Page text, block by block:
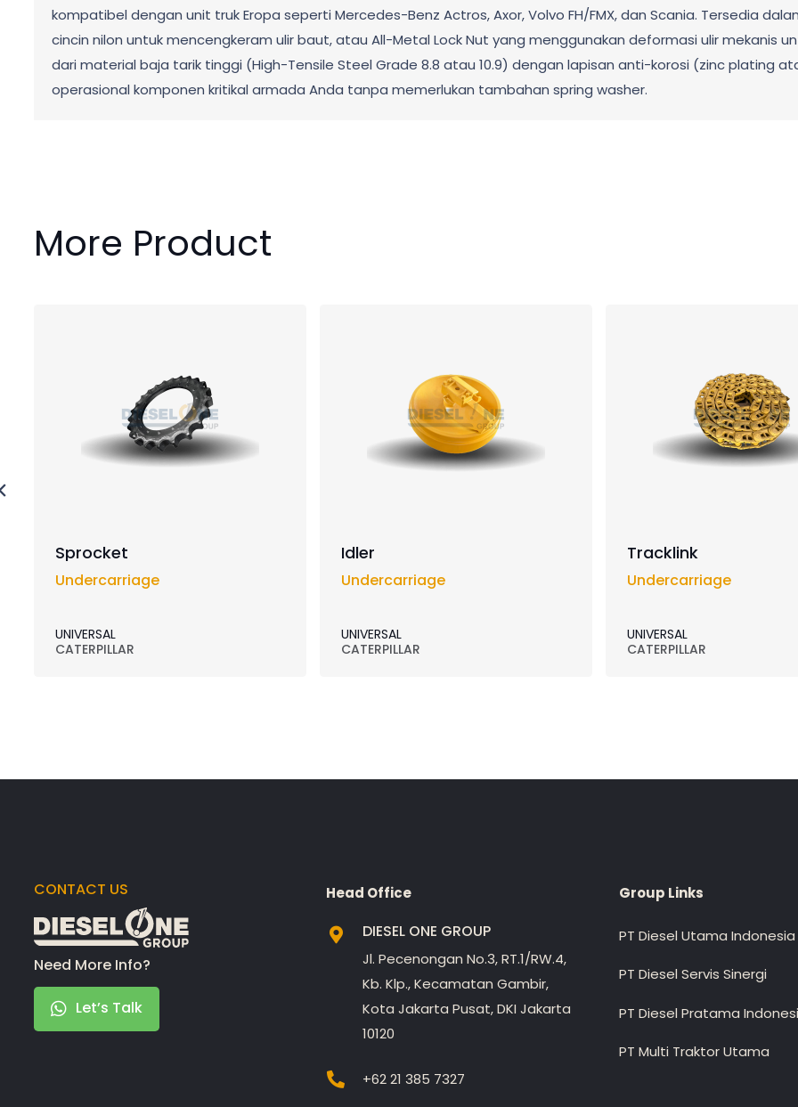
kompatibel dengan unit truk Eropa seperti Mercedes-Benz Actros, Axor, Volvo FH/FMX, dan Scania. Tersedia
cincin nilon untuk mencengkeram ulir baut, atau All-Metal Lock Nut yang menggunakan deformasi ulir mekanis
dari material baja tarik tinggi (High-Tensile Steel Grade 8.8 atau 10.9) dengan lapisan anti-korosi (zinc plating
operasional komponen kritikal armada Anda tanpa memerlukan tambahan spring washer.
More Product
Sprocket
Undercarriage
UNIVERSAL
CATERPILLAR
Idler
Undercarriage
UNIVERSAL
CATERPILLAR
Tracklink
Undercarriage
UNIVERSAL
CATERPILLAR
CONTACT US
Need More Info?
Let’s Talk
Head Office
DIESEL ONE GROUP
Jl. Pecenongan No.3, RT.1/RW.4,
Kb. Klp., Kecamatan Gambir,
Kota Jakarta Pusat, DKI Jakarta
10120
+62 21 385 7327
Group Links
PT Diesel Utama Indonesia
PT Diesel Servis Sinergi
PT Diesel Pratama
PT Multi Traktor Utama